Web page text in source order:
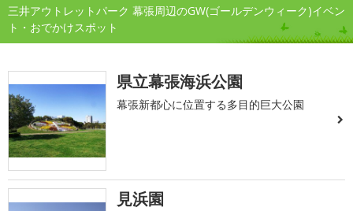
三井アウトレットパーク 幕張周辺のGW(ゴールデンウィーク)イベン
ト・おでかけスポット
県立幕張海浜公園
幕張新都心に位置する多目的巨大公園
見浜園